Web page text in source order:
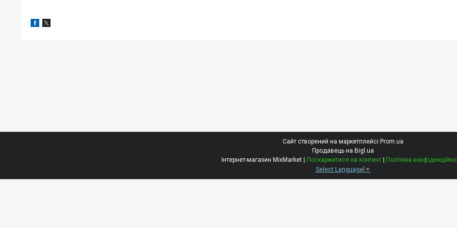
Сайт створений на маркетплейсі Prom.ua
Продавець на Bigl.ua
Поскаржитися на контент
Політика
Select Language ▼